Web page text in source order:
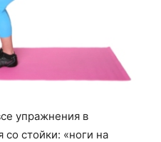
упражнения в
стойки: «ноги на